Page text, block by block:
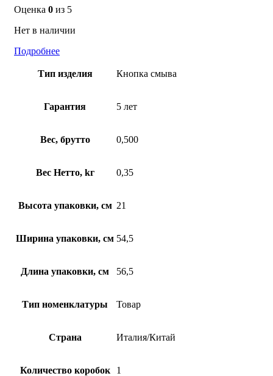
Оценка 0 из 5
Нет в наличии
Подробнее
Тип изделия Кнопка смыва
Гарантия 5 лет
Вес, брутто 0,500
Вес Нетто, kг 0,35
Высота упаковки, см 21
Ширина упаковки, см 54,5
Длина упаковки, см 56,5
Тип номенклатуры Товар
Страна Италия/Китай
Количество коробок 1